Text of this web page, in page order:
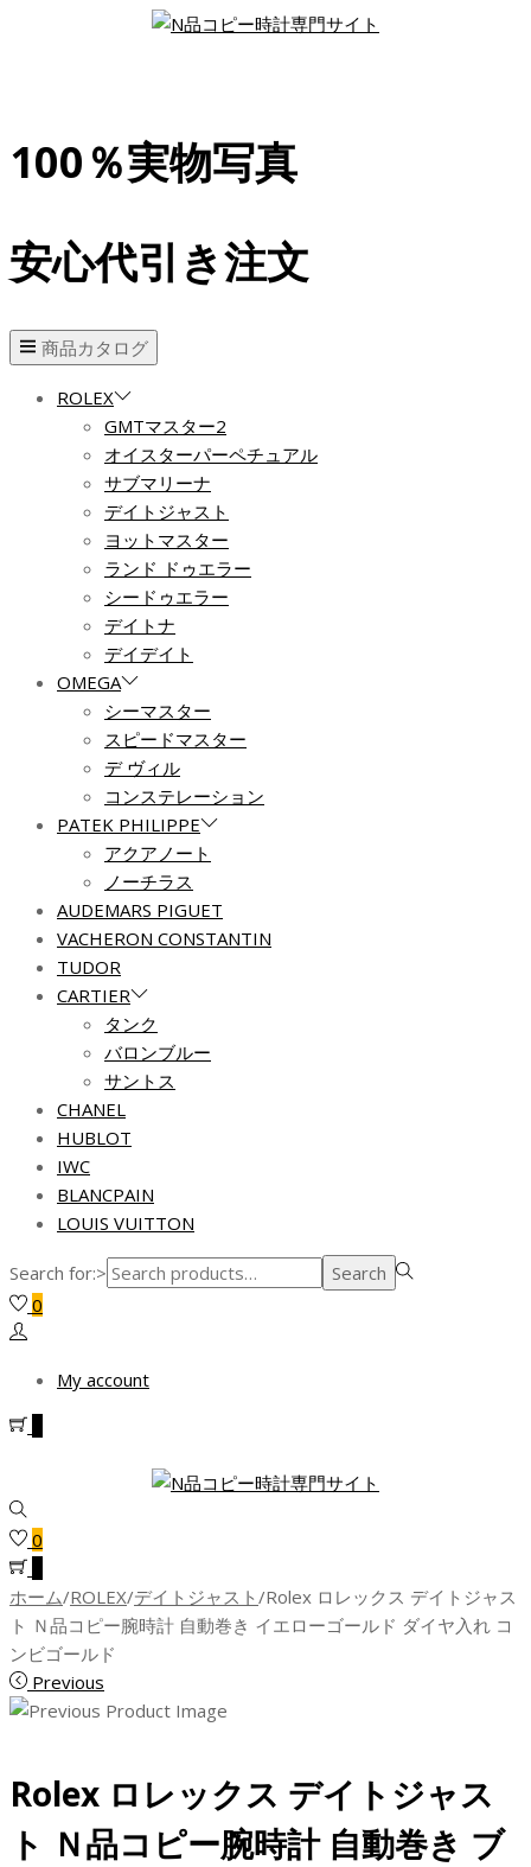
100％実物写真
安心代引き注文
商品カタログ
ROLEX
GMTマスター2
オイスターパーペチュアル
サブマリーナ
デイトジャスト
ヨットマスター
ランド ドゥエラー
シードゥエラー
デイトナ
デイデイト
OMEGA
シーマスター
スピードマスター
デ ヴィル
コンステレーション
PATEK PHILIPPE
アクアノート
ノーチラス
AUDEMARS PIGUET
VACHERON CONSTANTIN
TUDOR
CARTIER
タンク
バロンブルー
サントス
CHANEL
HUBLOT
IWC
BLANCPAIN
LOUIS VUITTON
Search for:>
Search
0
My account
0
ホーム/ROLEX/デイトジャスト /Rolex ロレックス デイトジャス
ト Ｎ品コピー腕時計 自動巻き イエローゴールド ダイヤ入れ コ
ンビゴールド
Previous
Rolex ロレックス デイトジャス
ト Ｎ品コピー腕時計 自動巻き ブ